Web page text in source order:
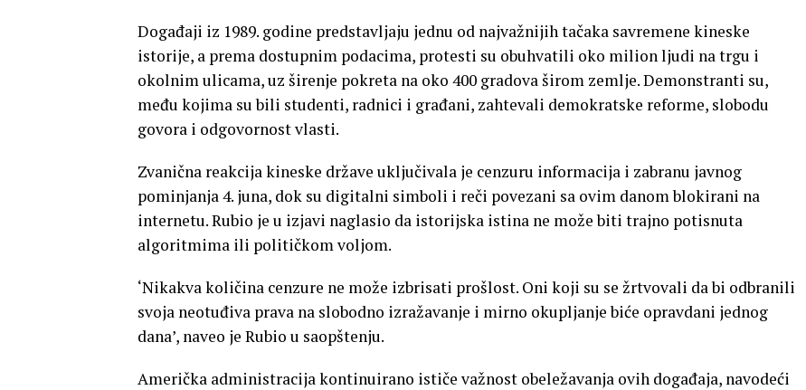
Događaji iz 1989. godine predstavljaju jednu od najvažnijih tačaka savremene kineske
istorije, a prema dostupnim podacima, protesti su obuhvatili oko milion ljudi na trgu i
okolnim ulicama, uz širenje pokreta na oko 400 gradova širom zemlje. Demonstranti su,
među kojima su bili studenti, radnici i građani, zahtevali demokratske reforme, slobodu
govora i odgovornost vlasti.
Zvanična reakcija kineske države uključivala je cenzuru informacija i zabranu javnog
pominjanja 4. juna, dok su digitalni simboli i reči povezani sa ovim danom blokirani na
internetu. Rubio je u izjavi naglasio da istorijska istina ne može biti trajno potisnuta
algoritmima ili političkom voljom.
‘Nikakva količina cenzure ne može izbrisati prošlost. Oni koji su se žrtvovali da bi odbranili
svoja neotuđiva prava na slobodno izražavanje i mirno okupljanje biće opravdani jednog
dana’, naveo je Rubio u saopštenju.
Američka administracija kontinuirano ističe važnost obeležavanja ovih događaja, navodeći